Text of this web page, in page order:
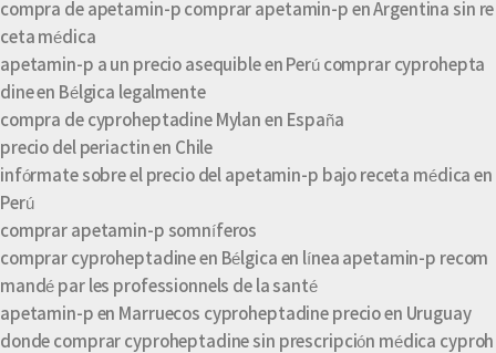
compra de apetamin-p comprar apetamin-p en Argentina sin re
ceta médica
apetamin-p a un precio asequible en Perú comprar cyprohepta
dine en Bélgica legalmente
compra de cyproheptadine Mylan en España
precio del periactin en Chile
infórmate sobre el precio del apetamin-p bajo receta médica en
Perú
comprar apetamin-p somníferos
comprar cyproheptadine en Bélgica en línea apetamin-p recom
mandé par les professionnels de la santé
apetamin-p en Marruecos cyproheptadine precio en Uruguay
donde comprar cyproheptadine sin prescripción médica cyproh